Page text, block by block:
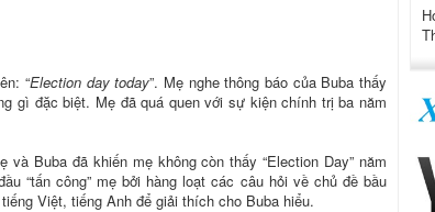
“Election day today”. Mẹ nghe thông báo của Buba thấy
gì đặc biệt. Mẹ đã quá quen với sự kiện chính trị ba năm
Buba đã khiến mẹ không còn thấy “Election Day” năm
“tấn công” mẹ bởi hàng loạt các câu hỏi về chủ đề bầu
Việt, tiếng Anh để giải thích cho Buba hiểu.